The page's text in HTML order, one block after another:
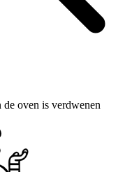
oven is verdwenen